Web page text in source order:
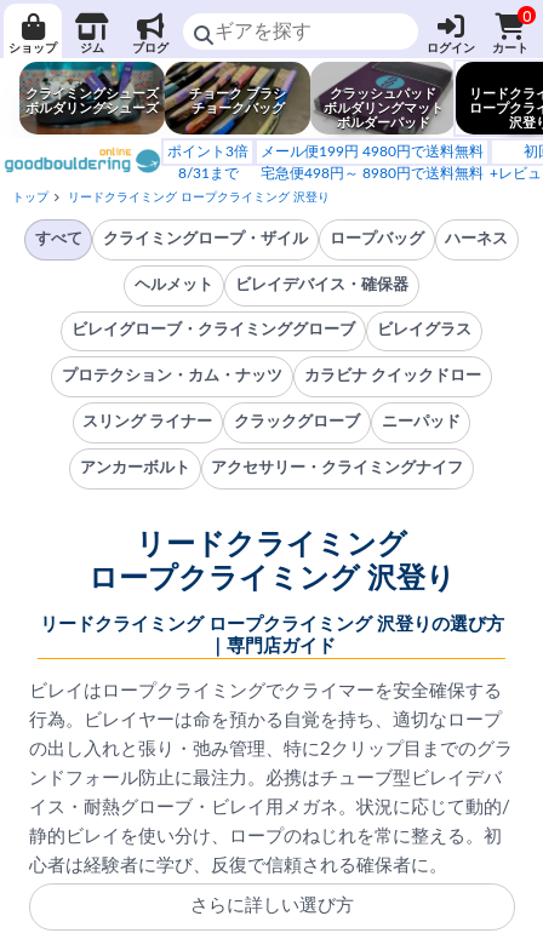
ショップ ジム ブログ ログイン
0
カート
クライミングシューズ
ボルダリングシューズ
チョーク ブラシ
チョークバッグ
クラッシュパッド
ボルダリングマット
ボルダーパッド
リードクラ
ロープクラ
沢登
ポイント3倍
8/31まで
メール便199円 4980円で送料無料
宅急便498円～ 8980円で送料無料
初
+レビ
トップ リードクライミング ロープクライミング 沢登り
すべて クライミングロープ・ザイル ロープバッグ ハーネス
ヘルメット ビレイデバイス・確保器
ビレイグローブ・クライミンググローブ ビレイグラス
プロテクション・カム・ナッツ カラビナ クイックドロー
スリング ライナー クラックグローブ ニーパッド
アンカーボルト アクセサリー・クライミングナイフ
リードクライミング
ロープクライミング 沢登り
リードクライミング ロープクライミング 沢登りの選び方
｜専門店ガイド
ビレイはロープクライミングでクライマーを安全確保する
行為。ビレイヤーは命を預かる自覚を持ち、適切なロープ
の出し入れと張り・弛み管理、特に2クリップ目までのグラ
ンドフォール防止に最注力。必携はチューブ型ビレイデバ
イス・耐熱グローブ・ビレイ用メガネ。状況に応じて動的/
静的ビレイを使い分け、ロープのねじれを常に整える。初
心者は経験者に学び、反復で信頼される確保者に。
さらに詳しい選び方